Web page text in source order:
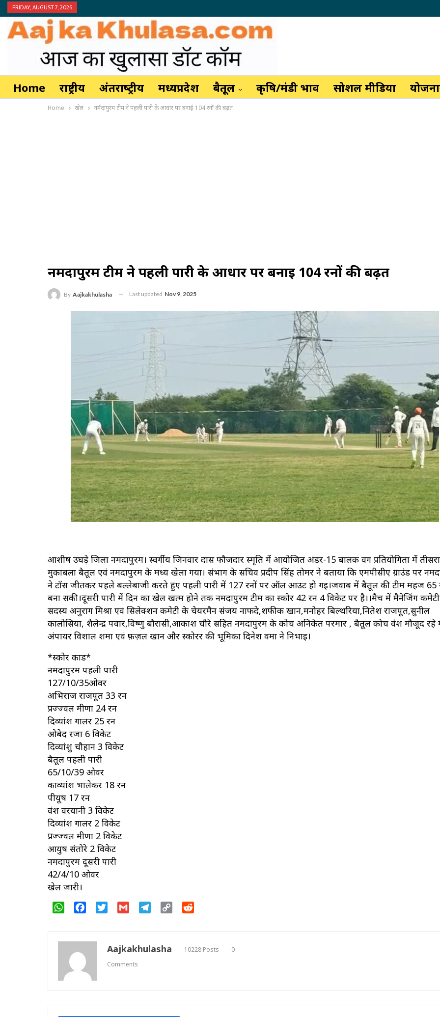
FRIDAY, AUGUST 7, 2026
Home राष्ट्रीय अंतर्राष्‍ट्रीय मध्यप्रदेश बैतूल कृषि/मंडी भाव सोशल मीडिया
Home खेल नर्मदापुरम टीम ने पहली पारी के आधार पर बनाई 104 रनों की बढ़त
नर्मदापुरम टीम ने पहली पारी के आधार पर बनाई 104 रनों की बढ़त
By Aajkakhulasha Last updated Nov 9, 2025
आशीष उघड़े जिला नर्मदापुरम। स्वर्गीय जिनवार दास फौजदार स्मृति में आयोजित अंडर-15 बालक वर्ग प्रतियोगिता में तीसरा
मुकाबला बैतूल एवं नर्मदापुरम के मध्य खेला गया। संभाग के सचिव प्रदीप सिंह तोमर ने बताया कि एमपीसीए ग्राउंड पर
ने टॉस जीतकर पहले बल्लेबाजी करते हुए पहली पारी में 127 रनों पर ऑल आउट हो गई।जवाब में बैतूल की टीम महज 65
बना सकी।दूसरी पारी में दिन का खेल खत्म होने तक नर्मदापुरम टीम का स्कोर 42 रन 4 विकेट पर है।।मैच में मैनेजिंग
सदस्य अनुराग मिश्रा एवं सिलेक्शन कमेटी के चेयरमैन संजय नाफदे,शफीक खान,मनोहर बिल्थरिया,नितेश राजपूत,सुनील
कालोसिया, शैलेन्द्र पवार,विष्णु बौरासी,आकाश चौरे सहित नर्मदापुरम के कोच अनिकेत परमार , बैतूल कोच वंश मौजूद
अंपायर विशाल शर्मा एवं फ़ज़ल खान और स्कोरर की भूमिका दिनेश वर्मा ने निभाई।
*स्कोर कार्ड*
नर्मदापुरम पहली पारी
127/10/35ओवर
अभिराज राजपूत 33 रन
प्रज्ज्वल मीणा 24 रन
दिव्यांश गालर 25 रन
ओबेद रजा 6 विकेट
दिव्यांशु चौहान 3 विकेट
बैतूल पहली पारी
65/10/39 ओवर
काव्यांश भालेकर 18 रन
पीयूष 17 रन
वंश वरयानी 3 विकेट
दिव्यांश गालर 2 विकेट
प्रज्ज्वल मीणा 2 विकेट
आयुष संतोरे 2 विकेट
नर्मदापुरम दूसरी पारी
42/4/10 ओवर
खेल जारी।
WhatsAppFacebookTwitter Gmail Telegram
Copy
Aajkakhulasha 10228 Posts
0
Comments